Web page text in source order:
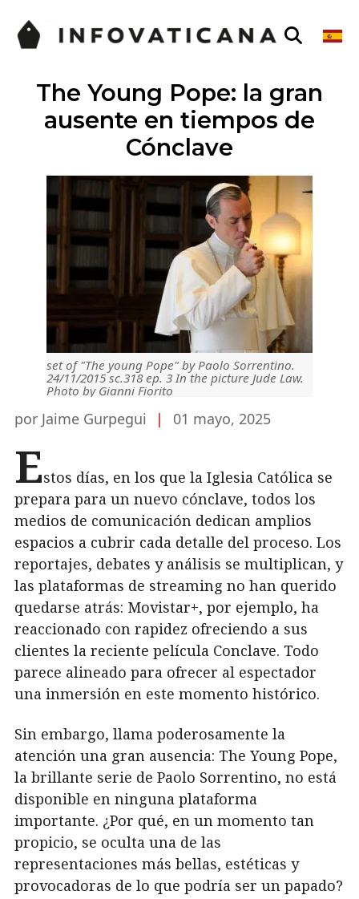
The Young Pope: la gran
ausente en tiempos de
Cónclave
set of "The young Pope" by Paolo Sorrentino.
24/11/2015 sc.318 ep. 3 In the picture Jude Law.
Photo by Gianni Fiorito
por Jaime Gurpegui | 01 mayo, 2025
Estos días, en los que la Iglesia Católica se
prepara para un nuevo cónclave, todos los
medios de comunicación dedican amplios
espacios a cubrir cada detalle del proceso. Los
reportajes, debates y análisis se multiplican, y
las plataformas de streaming no han querido
quedarse atrás: Movistar+, por ejemplo, ha
reaccionado con rapidez ofreciendo a sus
clientes la reciente película Conclave. Todo
parece alineado para ofrecer al espectador
una inmersión en este momento histórico.
Sin embargo, llama poderosamente la
atención una gran ausencia: The Young Pope,
la brillante serie de Paolo Sorrentino, no está
disponible en ninguna plataforma
importante. ¿Por qué, en un momento tan
propicio, se oculta una de las
representaciones más bellas, estéticas y
provocadoras de lo que podría ser un papado?